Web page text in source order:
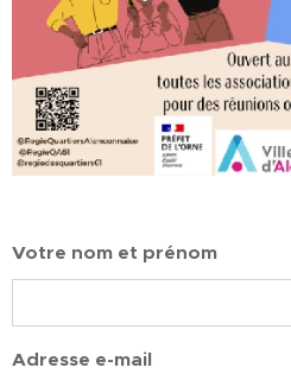
Votre nom et prénom
Adresse e-mail